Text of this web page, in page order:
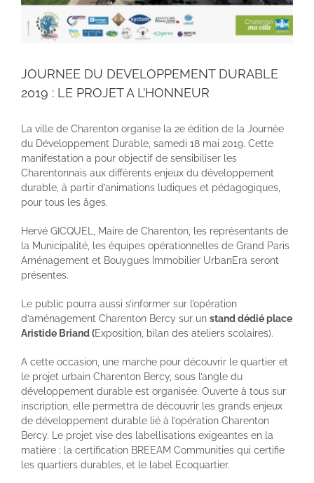
JOURNEE DU DEVELOPPEMENT DURABLE
2019 : LE PROJET A L’HONNEUR
La ville de Charenton organise la 2e édition de la Journée
du Développement Durable, samedi 18 mai 2019. Cette
manifestation a pour objectif de sensibiliser les
Charentonnais aux différents enjeux du développement
durable, à partir d’animations ludiques et pédagogiques,
pour tous les âges.
Hervé GICQUEL, Maire de Charenton, les représentants de
la Municipalité, les équipes opérationnelles de Grand Paris
Aménagement et Bouygues Immobilier UrbanEra seront
présentes.
Le public pourra aussi s’informer sur l’opération
d’aménagement Charenton Bercy sur un stand dédié place
Aristide Briand (Exposition, bilan des ateliers scolaires).
A cette occasion, une marche pour découvrir le quartier et
le projet urbain Charenton Bercy, sous l’angle du
développement durable est organisée. Ouverte à tous sur
inscription, elle permettra de découvrir les grands enjeux
de développement durable lié à l’opération Charenton
Bercy. Le projet vise des labellisations exigeantes en la
matière : la certification BREEAM Communities qui certifie
les quartiers durables, et le label Ecoquartier.